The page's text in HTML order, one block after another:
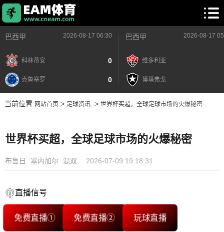
巴西甲 2026-08-17 06:30
科林蒂安 0
克鲁塞罗 0
巴西甲 2026-08-17
维多利亚
博塔弗戈
当前位置: 网站首页> 足球资讯> 世界杯买超，全球足球市场的火爆秘密
世界杯买超，全球足球市场的火爆秘密
布鲁日 塞内加尔 混双 2026-07-09 19:18:31
直播信号
免费直播① 免费直播② 玩球直播